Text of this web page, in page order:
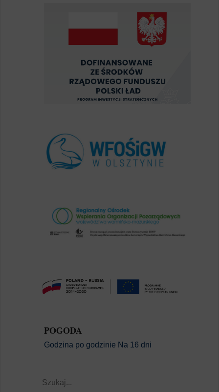
POGODA
Godzina po godzinie Na 16 dni